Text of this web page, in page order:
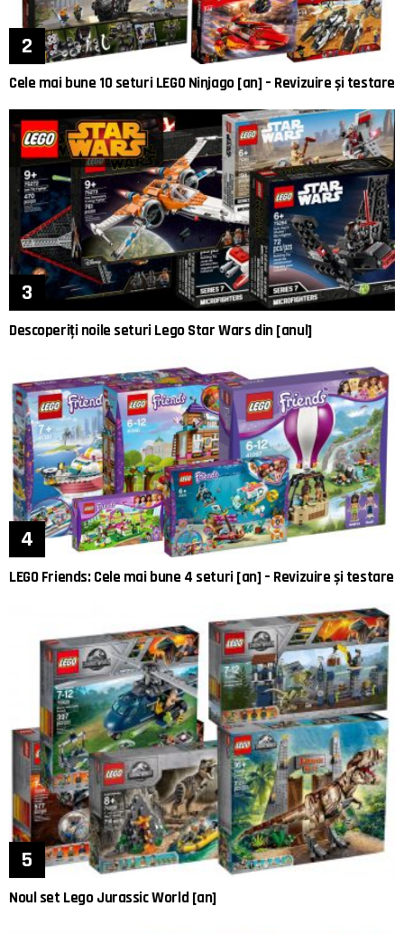
Cele mai bune 10 seturi LEGO Ninjago [an] – Revizuire și testare
Descoperiți noile seturi Lego Star Wars din [anul]
LEGO Friends: Cele mai bune 4 seturi [an] – Revizuire și testare
Noul set Lego Jurassic World [an]